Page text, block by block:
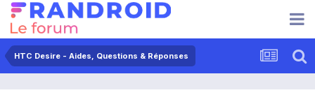
HTC Desire - Aides, Questions & Réponses